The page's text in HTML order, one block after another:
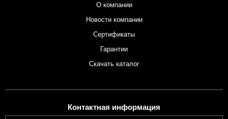
О компании
Новости компании
Сертификаты
Гарантии
Скачать каталог
Контактная информация